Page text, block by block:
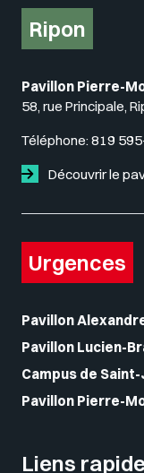
Ripon
Pavillon Pierre-
58, rue Principale,
Téléphone: 819
Découvrir le
Urgences
Pavillon
Pavillon Lucien-
Campus de
Pavillon Pierre-
Liens